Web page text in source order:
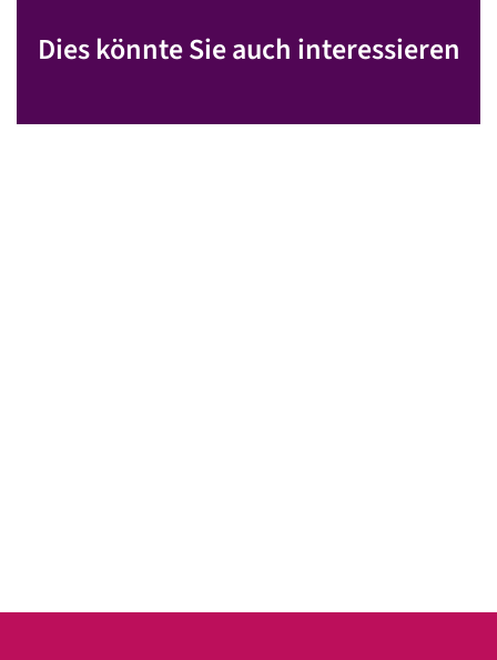
Dies könnte Sie auch interessieren